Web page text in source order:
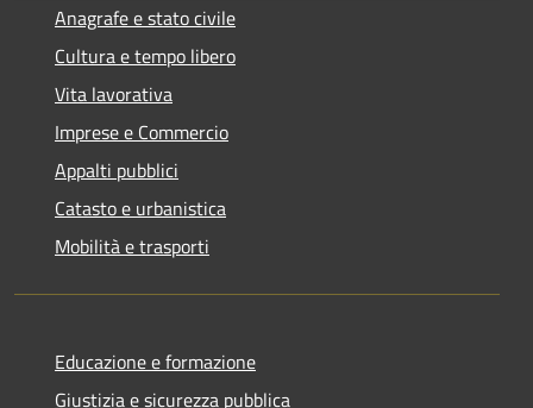
Anagrafe e stato civile
Cultura e tempo libero
Vita lavorativa
Imprese e Commercio
Appalti pubblici
Catasto e urbanistica
Mobilità e trasporti
Educazione e formazione
Giustizia e sicurezza pubblica